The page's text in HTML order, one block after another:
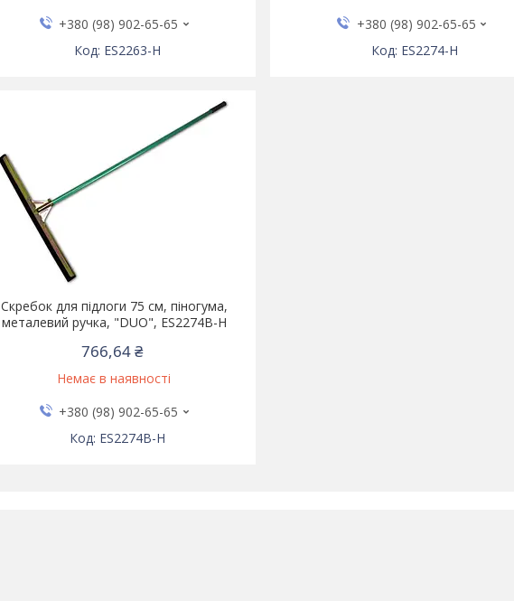
+380 (98) 902-65-65
ES2263-H
+380 (98) 902-65-65
ES2274-H
Скребок для підлоги 75 см, піногума,
металевий ручка, "DUO", ES2274B-H
766,64 ₴
Немає в наявності
+380 (98) 902-65-65
ES2274B-H